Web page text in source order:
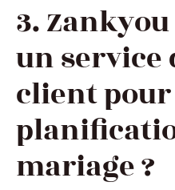
3.
un service
client
mariage ?